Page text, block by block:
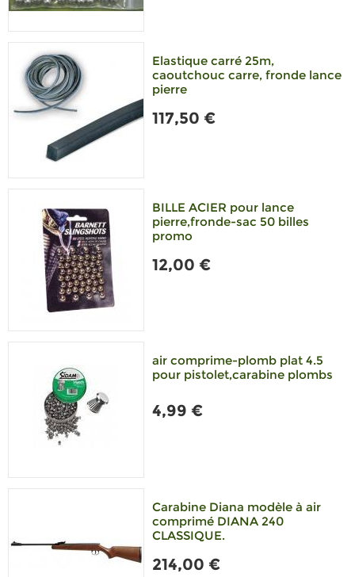
Elastique carré 25m,
caoutchouc carre, fronde lance
pierre
117,50 €
BILLE ACIER pour lance
pierre,fronde-sac 50 billes
promo
12,00 €
air comprime-plomb plat 4.5
pour pistolet,carabine plombs
4,99 €
Carabine Diana modèle à air
comprimé DIANA 240
CLASSIQUE.
214,00 €